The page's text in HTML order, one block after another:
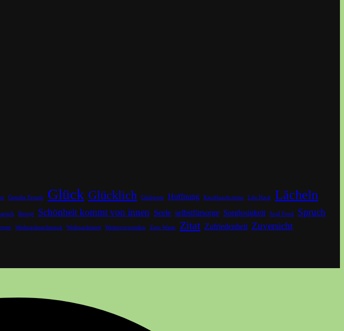
Geteilte Freude Glück Glücklich Glühwein Hoffnung Knoblauchcreme Life Hack Lächeln
Rezept Schönheit kommt von innen Seele selbstfürsorge Sorglosigkeit Soul Food Spruch
Weihnachtsschmuck Weihnachtszeit Weiterverwenden Zero Waste Zitat Zufriedenheit Zuversicht